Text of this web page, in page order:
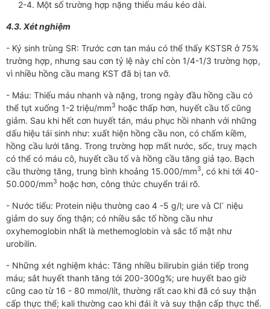
2-4. Một số trường hợp nặng thiếu máu kéo dài.
4.3. Xét nghiệm
- Ký sinh trùng SR: Trước cơn tan máu có thể thấy KSTSR ở 75%
trường hợp, nhưng sau cơn tỷ lệ này chỉ còn 1/4-1/3 trường hợp,
vì nhiều hồng cầu mang KST đã bị tan vỡ.
- Máu: Thiếu máu nhanh và nặng, trong ngày đầu hồng cầu có
thể tụt xuống 1-2 triệu/mm3 hoặc thấp hơn, huyết cầu tố cũng
giảm. Sau khi hết cơn huyết tán, máu phục hồi nhanh với những
dấu hiệu tái sinh như: xuất hiện hồng cầu non, có chấm kiềm,
hồng cầu lưới tăng. Trong trường hợp mất nước, sốc, truỵ mạch
có thể có máu cô, huyết cầu tố và hồng cầu tăng giả tạo. Bạch
cầu thường tăng, trung bình khoảng 15.000/mm3, có khi tới 40-
50.000/mm3 hoặc hơn, công thức chuyển trái rõ.
- Nước tiểu: Protein niệu thường cao 4 -5 g/l; ure và Cl- niệu
giảm do suy ống thận; có nhiều sắc tố hồng cầu như
oxyhemoglobin nhất là methemoglobin và sắc tố mật như
urobilin.
- Những xét nghiệm khác: Tăng nhiều bilirubin gián tiếp trong
máu; sắt huyết thanh tăng tới 200-300g%; ure huyết bao giờ
cũng cao từ 16 - 80 mmol/lít, thường rất cao khi đã có suy thận
cấp thực thể; kali thường cao khi đái ít và suy thận cấp thực thể.